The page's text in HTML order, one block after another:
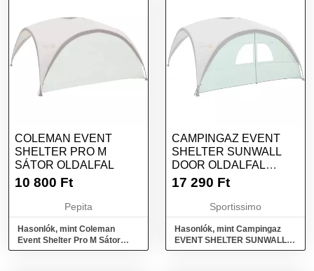
COLEMAN EVENT
SHELTER PRO M
SÁTOR OLDALFAL
10 800 Ft
Pepita
Hasonlók, mint Coleman
Event Shelter Pro M Sátor
oldalfal
CAMPINGAZ EVENT
SHELTER SUNWALL
DOOR OLDALFAL
NAPSÁTORHOZ,
BEJÁRATTAL, EZÜST,
17 290 Ft
Sportissimo
Hasonlók, mint Campingaz
EVENT SHELTER SUNWALL
DOOR Oldalfal napsátorhoz,